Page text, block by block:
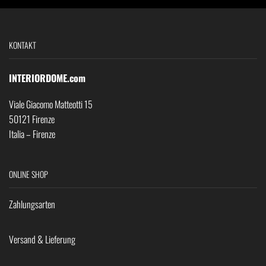
KONTAKT
INTERIORDOME.com
Viale Giacomo Matteotti 15
50121 Firenze
Italia – Firenze
ONLINE SHOP
Zahlungsarten
Versand & Lieferung